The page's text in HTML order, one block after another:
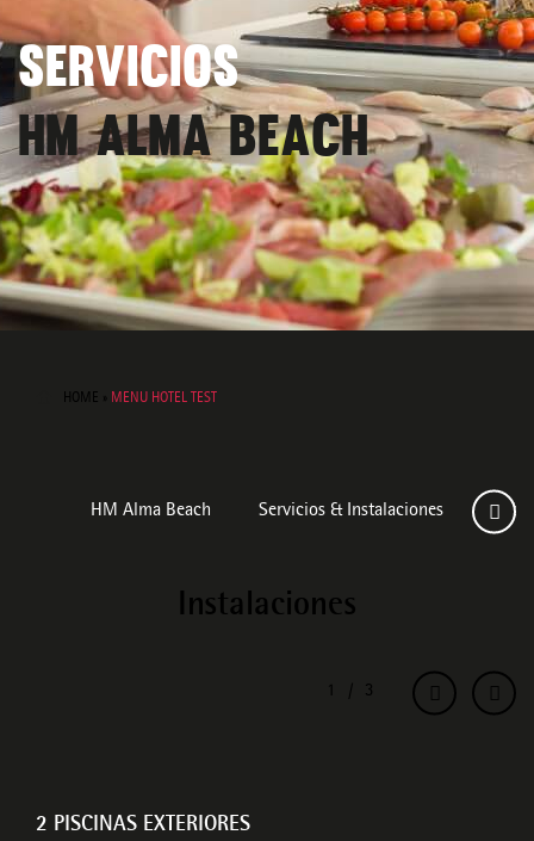
SERVICIOS
HM ALMA BEACH
HOME » MENU HOTEL TEST
HM Alma Beach Servicios & Instalaciones
Instalaciones
2 PISCINAS EXTERIORES